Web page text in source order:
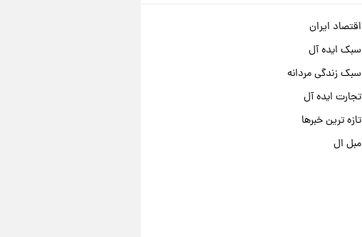
اقتصاد ایران
سبک ایده آل
سبک زندگی مردانه
تجارت ایده آل
تازه ترین خبرها
مبل ال